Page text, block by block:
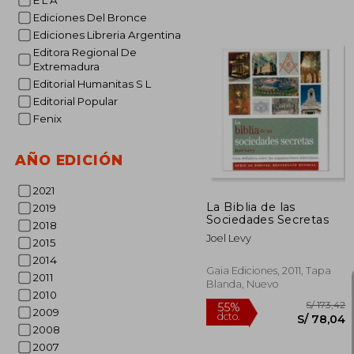
Ediciones Del Bronce
Ediciones Libreria Argentina
Editora Regional De
Extremadura
Editorial Humanitas S L
Editorial Popular
Fenix
AÑO EDICIÓN
2021
2019
2018
2015
2014
2011
2010
2009
2008
2007
55%
dcto.
La Biblia de las
Sociedades Secretas
Joel Levy
Gaia Ediciones, 2011, Tapa
Blanda, Nuevo